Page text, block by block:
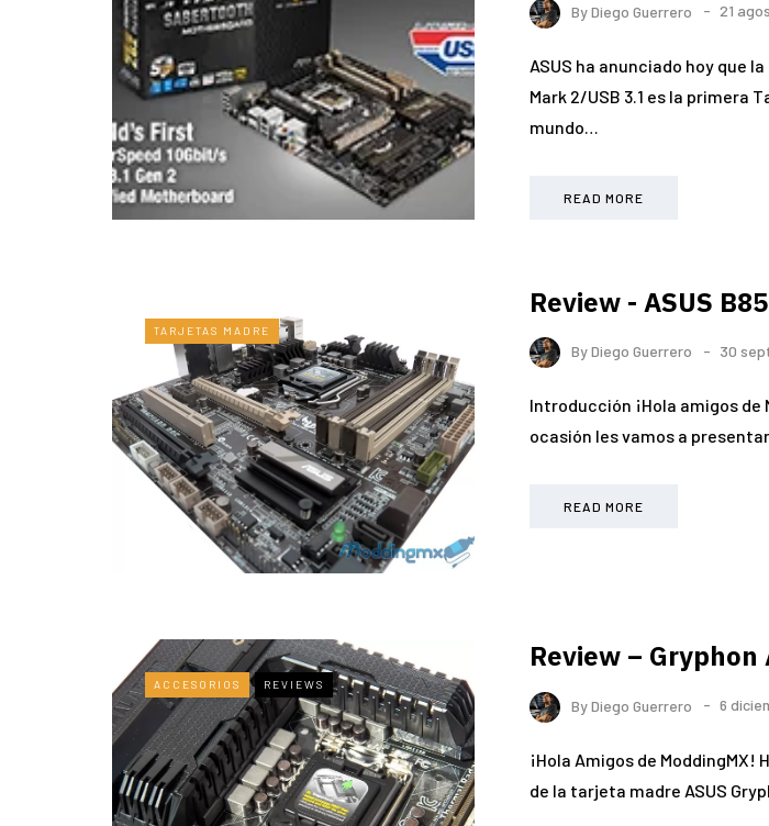
ByDiego Guerrero 21
ASUS ha anunciado hoy que
Mark 2/USB 3.1 es la primera
mundo…
READ MORE
TARJETAS MADRE
Review - ASUS
ByDiego Guerrero 30
Introducción ¡Hola amigos de
ocasión les vamos a
READ MORE
ACCESORIOS REVIEWS
Review –
ByDiego Guerrero 6
¡Hola Amigos de ModdingMX!
de la tarjeta madre ASUS